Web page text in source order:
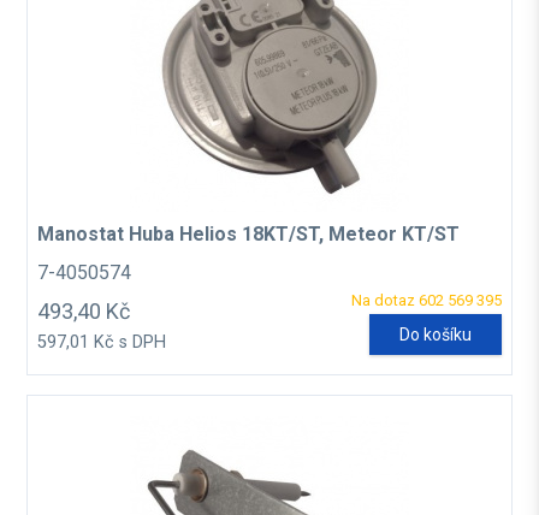
Manostat Huba Helios 18KT/ST, Meteor KT/ST
7-4050574
Na dotaz 602 569 395
493,40 Kč
597,01 Kč s DPH Do košíku